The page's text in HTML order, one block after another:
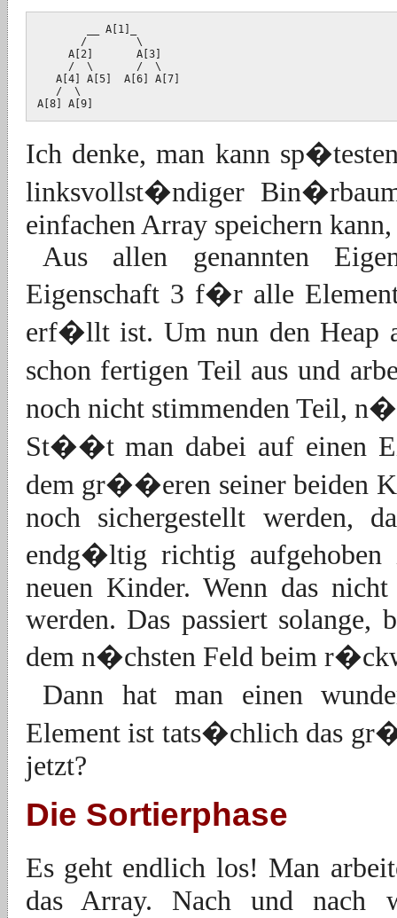
        __ A[1]_
       /        \
     A[2]       A[3]
     /  \       /  \
   A[4] A[5]  A[6] A[7]
   /  \
Ich denke, man kann
linksvollst�ndiger
einfachen Array speichern
Aus allen genannten
Eigenschaft 3 f�r alle
erf�llt ist. Um nun den Heap
schon fertigen Teil aus und
noch nicht stimmenden Teil,
St��t man dabei auf einen
dem gr��eren seiner beiden
noch sichergestellt werden,
endg�ltig richtig
neuen Kinder. Wenn das
werden. Das passiert solange,
dem n�chsten Feld beim
Dann hat man einen
Element ist tats�chlich das
jetzt?
Die Sortierphase
Es geht endlich los! Man
das Array. Nach und nach